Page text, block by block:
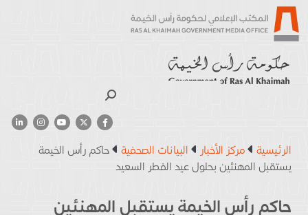
الرئيسية مركز الأخبار البيانات الصحفية
حاكم رأس الخيمة
يستقبل المهنئين بحلول عيد الفطر السعيد
حاكم رأس الخيمة يستقبل المهنئين